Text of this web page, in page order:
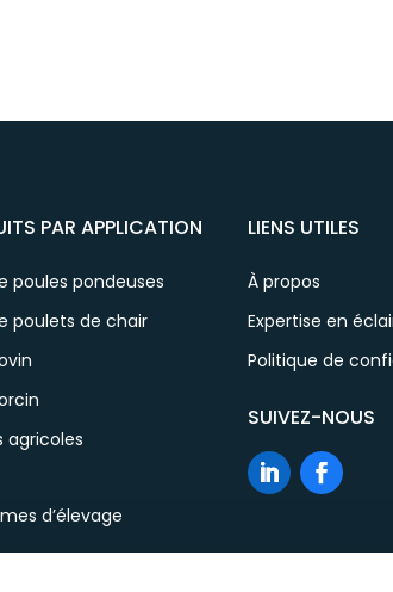
PAR APPLICATION
poules pondeuses
poulets de chair
agricoles
d’élevage
LIENS UTILES
À propos
Expertise en
Politique de
SUIVEZ-NOUS